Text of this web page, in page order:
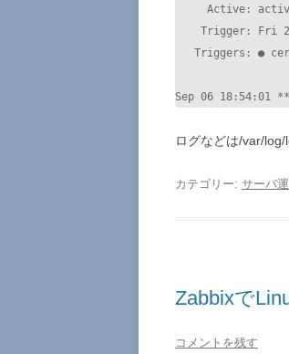
Sep 06 18:54:01
ログなどは/var/
カテゴリー: サーバ
Zabbixで
コメントを残す